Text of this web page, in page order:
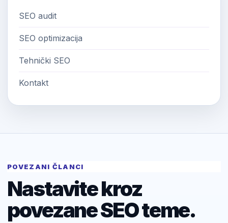
SEO audit
SEO optimizacija
Tehnički SEO
Kontakt
POVEZANI ČLANCI
Nastavite kroz
povezane SEO teme.